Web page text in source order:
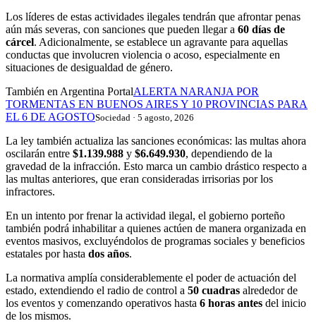
Los líderes de estas actividades ilegales tendrán que afrontar penas
aún más severas, con sanciones que pueden llegar a 60 días de
cárcel. Adicionalmente, se establece un agravante para aquellas
conductas que involucren violencia o acoso, especialmente en
situaciones de desigualdad de género.
También en Argentina PortalALERTA NARANJA POR
TORMENTAS EN BUENOS AIRES Y 10 PROVINCIAS PARA
EL 6 DE AGOSTOSociedad · 5 agosto, 2026
La ley también actualiza las sanciones económicas: las multas ahora
oscilarán entre $1.139.988 y $6.649.930, dependiendo de la
gravedad de la infracción. Esto marca un cambio drástico respecto a
las multas anteriores, que eran consideradas irrisorias por los
infractores.
En un intento por frenar la actividad ilegal, el gobierno porteño
también podrá inhabilitar a quienes actúen de manera organizada en
eventos masivos, excluyéndolos de programas sociales y beneficios
estatales por hasta dos años.
La normativa amplía considerablemente el poder de actuación del
estado, extendiendo el radio de control a 50 cuadras alrededor de
los eventos y comenzando operativos hasta 6 horas antes del inicio
de los mismos.